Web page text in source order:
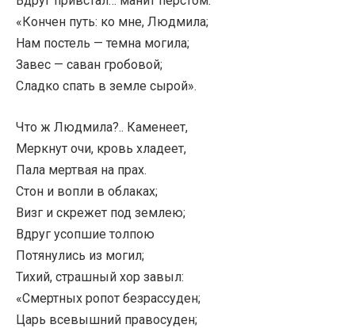
«Кончен путь: ко мне, Людмила;
Нам постель — темна могила;
Завес — саван гробовой;
Сладко спать в земле сырой».
Что ж Людмила?.. Каменеет,
Меркнут очи, кровь хладеет,
Пала мертвая на прах.
Стон и вопли в облаках;
Визг и скрежет под землею;
Вдруг усопшие толпою
Потянулись из могил;
Тихий, страшный хор завыл:
«Смертных ропот безрассуден;
Царь всевышний правосуден;